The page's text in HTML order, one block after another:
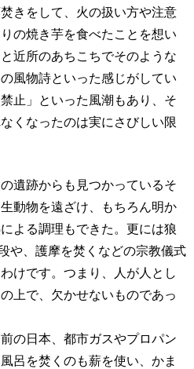
きをして、火の扱い方や注意
の焼き芋を食べたことを想い
近所のあちこちでそのような
風物詩といった感じがしてい
止」といった風潮もあり、そ
くなったのは実にさびしい限
遺跡からも見つかっているそ
動物を遠ざけ、もちろん明か
よる調理もできた。更には狼
や、護摩を焚くなどの宗教儀式
けです。つまり、人が人とし
上で、欠かせないものであっ
の日本、都市ガスやプロパン
呂を焚くのも薪を使い、かま